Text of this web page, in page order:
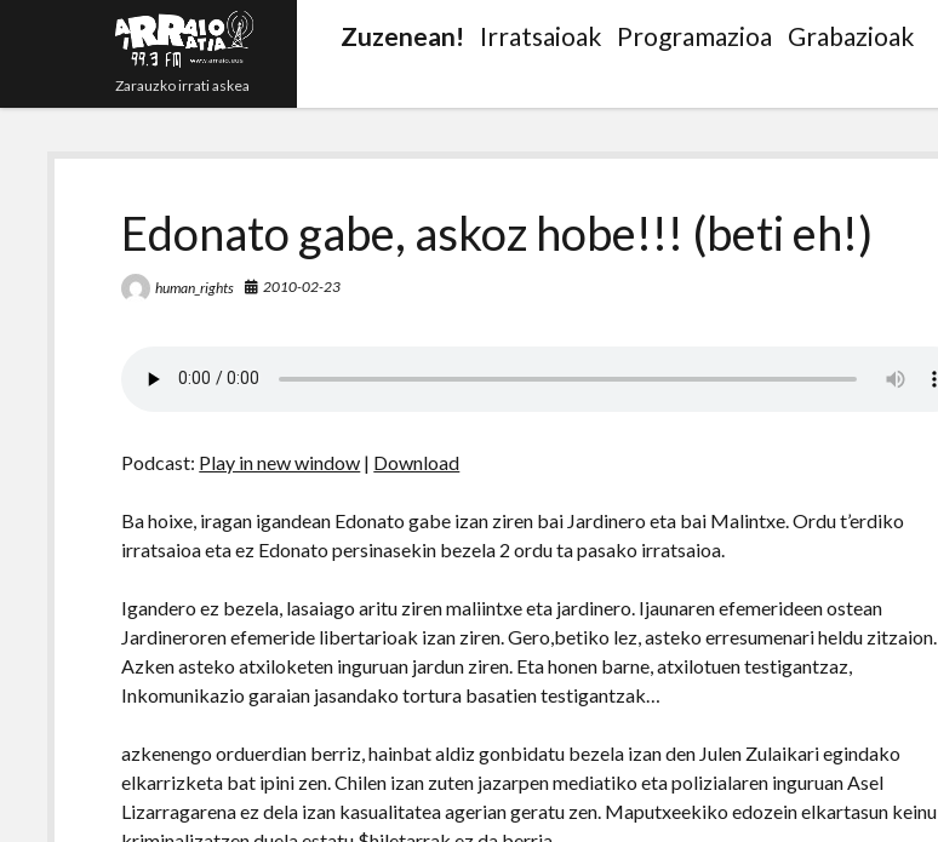
Zarauzko irrati askea
Zuzenean! Irratsaioak Programazioa Grabazioak
Edonato gabe, askoz hobe!!! (beti eh!)
human_rights 2010-02-23
Podcast: Play in new window | Download
Ba hoixe, iragan igandean Edonato gabe izan ziren bai Jardinero eta bai Malintxe. Ordu t’erdiko
irratsaioa eta ez Edonato persinasekin bezela 2 ordu ta pasako irratsaioa.
Igandero ez bezela, lasaiago aritu ziren maliintxe eta jardinero. Ijaunaren efemerideen ostean
Jardineroren efemeride libertarioak izan ziren. Gero,betiko lez, asteko erresumenari heldu zitzaion.
Azken asteko atxiloketen inguruan jardun ziren. Eta honen barne, atxilotuen testigantzaz,
Inkomunikazio garaian jasandako tortura basatien testigantzak…
azkenengo orduerdian berriz, hainbat aldiz gonbidatu bezela izan den Julen Zulaikari egindako
elkarrizketa bat ipini zen. Chilen izan zuten jazarpen mediatiko eta polizialaren inguruan Asel
Lizarragarena ez dela izan kasualitatea agerian geratu zen. Maputxeekiko edozein elkartasun keinu